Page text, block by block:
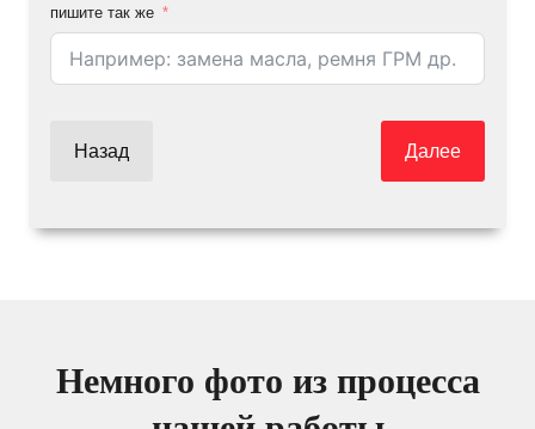
пишите так же
Назад Далее
Немного фото из процесса